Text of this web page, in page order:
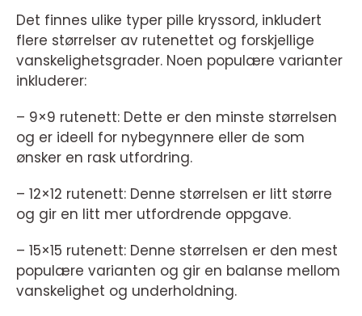
Det finnes ulike typer pille kryssord, inkludert
flere størrelser av rutenettet og forskjellige
vanskelighetsgrader. Noen populære varianter
inkluderer:
– 9×9 rutenett: Dette er den minste størrelsen
og er ideell for nybegynnere eller de som
ønsker en rask utfordring.
– 12×12 rutenett: Denne størrelsen er litt større
og gir en litt mer utfordrende oppgave.
– 15×15 rutenett: Denne størrelsen er den mest
populære varianten og gir en balanse mellom
vanskelighet og underholdning.